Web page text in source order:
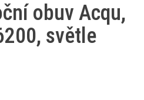
obuv Acqu,
světle